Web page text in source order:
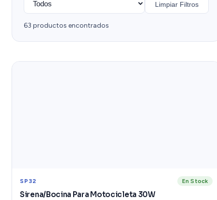
Limpiar Filtros
63 productos encontrados
SP32 En Stock
Sirena/Bocina Para Motocicleta 30W